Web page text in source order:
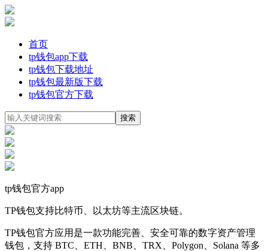
首页
tp钱包app下载
tp钱包下载地址
tp钱包最新版下载
tp钱包官方下载
tp钱包官方app
TP钱包支持比特币、以太坊等主流区块链。
TP钱包官方应用是一款功能完善、安全可靠的数字资产管理
钱包，支持 BTC、ETH、BNB、TRX、Polygon、Solana 等多